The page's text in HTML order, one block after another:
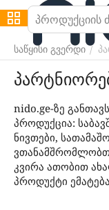
საწყისი გვერდი /
nido.ge-ზე
პროდუქცია:
ნივთები,
ვთანამშრომლობთ
კვირა ათობით
პროდუქტი